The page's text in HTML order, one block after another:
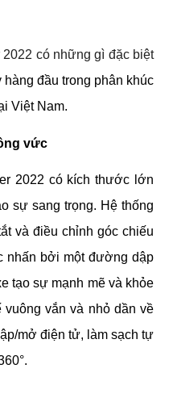
có những gì đặc biệt
hàng đầu trong phân khúc
Việt Nam.
vức
2022 có kích thước lớn
sự sang trọng. Hệ thống
và điều chỉnh góc chiếu
nhấn bởi một đường dập
tạo sự mạnh mẽ và khỏe
vắn và nhỏ dần về
mở điện tử, làm sạch tự